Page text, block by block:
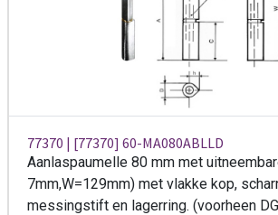
77370 | [77370] 60-MA080ABLLD
Aanlaspaumelle 80 mm met
7mm,W=129mm) met vlakke kop,
messingstift en lagerring. (voorheen